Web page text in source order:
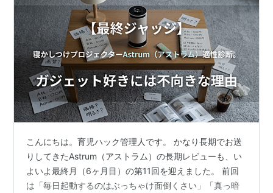
こんにちは。育児ハック管理人です。 かなり長期でお送
りしてきたAstrum（アストラム）の長期レビューも、い
よいよ最終月（6ヶ月目）の第11回を迎えました。 前回
は「毎日起動するのはぶっちゃけ面倒くさい」「真っ暗